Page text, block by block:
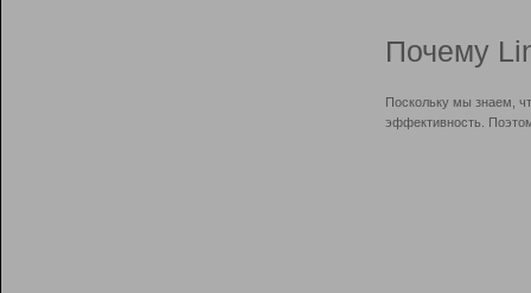
Почему
Поскольку мы знаем,
эффективность.